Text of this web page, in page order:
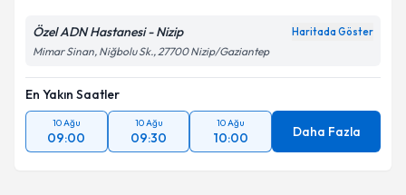
Özel ADN Hastanesi - Nizip Haritada Göster
Mimar Sinan, Niğbolu Sk., 27700 Nizip/Gaziantep
En Yakın Saatler
10 Ağu
09:00
10 Ağu
09:30
10 Ağu
10:00 Daha Fazla